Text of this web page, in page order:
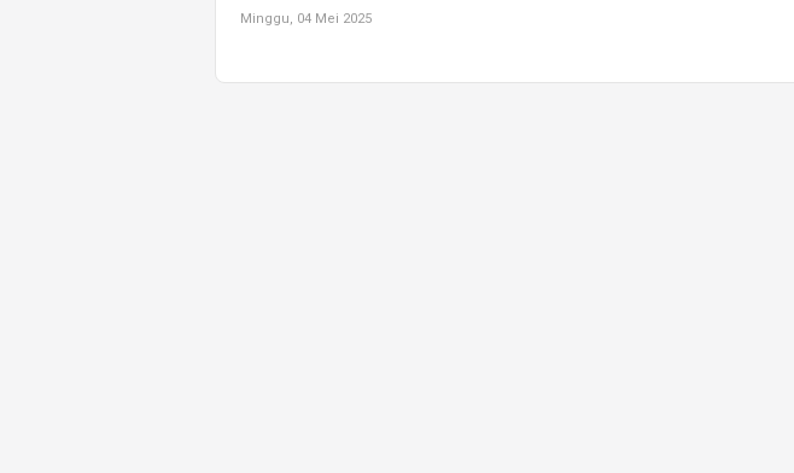
Minggu, 04 Mei 2025